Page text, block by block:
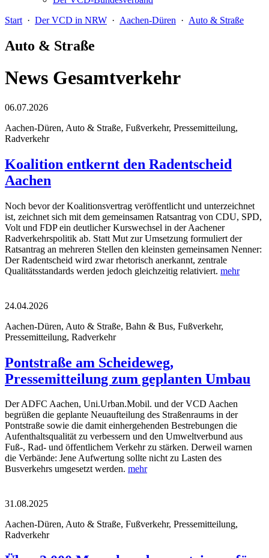
Start · Der VCD in NRW · Aachen-Düren · Auto & Straße
Auto & Straße
News Gesamtverkehr
06.07.2026
Aachen-Düren, Auto & Straße, Fußverkehr, Pressemitteilung,
Radverkehr
Koalition entkernt den Radentscheid
Aachen
Noch bevor der Koalitionsvertrag veröffentlicht und unterzeichnet
ist, zeichnet sich mit dem gemeinsamen Ratsantrag von CDU, SPD,
Volt und FDP ein deutlicher Kurswechsel in der Aachener
Radverkehrspolitik ab. Statt Mut zur Umsetzung formuliert der
Ratsantrag an mehreren Stellen den kleinsten gemeinsamen Nenner:
Der Radentscheid wird zwar rhetorisch anerkannt, zentrale
Qualitätsstandards werden jedoch gleichzeitig relativiert. mehr
24.04.2026
Aachen-Düren, Auto & Straße, Bahn & Bus, Fußverkehr,
Pressemitteilung, Radverkehr
Pontstraße am Scheideweg,
Pressemitteilung zum geplanten Umbau
Der ADFC Aachen, Uni.Urban.Mobil. und der VCD Aachen
begrüßen die geplante Neuaufteilung des Straßenraums in der
Pontstraße sowie die damit einhergehenden Bestrebungen die
Aufenthaltsqualität zu verbessern und den Umweltverbund aus
Fuß-, Rad- und öffentlichem Verkehr zu stärken. Derweil warnen
die Verbände: Jene Aufwertung sollte nicht zu Lasten des
Busverkehrs umgesetzt werden. mehr
31.08.2025
Aachen-Düren, Auto & Straße, Fußverkehr, Pressemitteilung,
Radverkehr